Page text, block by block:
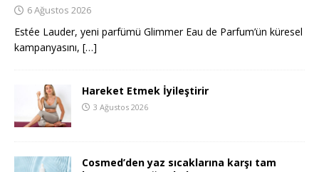
6 Ağustos 2026
Estée Lauder, yeni parfümü Glimmer Eau de Parfum’ün küresel
kampanyasını, […]
Hareket Etmek İyileştirir
3 Ağustos 2026
Cosmed’den yaz sıcaklarına karşı tam